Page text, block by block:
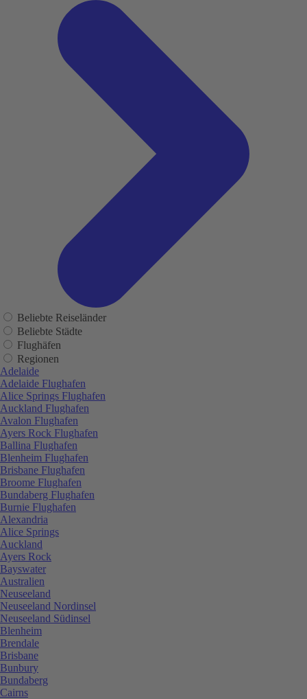
Beliebte Reiseländer
Beliebte Städte
Flughäfen
Regionen
Adelaide
Adelaide Flughafen
Alice Springs Flughafen
Auckland Flughafen
Avalon Flughafen
Ayers Rock Flughafen
Ballina Flughafen
Blenheim Flughafen
Brisbane Flughafen
Broome Flughafen
Bundaberg Flughafen
Burnie Flughafen
Alexandria
Alice Springs
Auckland
Ayers Rock
Bayswater
Australien
Neuseeland
Neuseeland Nordinsel
Neuseeland Südinsel
Blenheim
Brendale
Brisbane
Bunbury
Bundaberg
Cairns